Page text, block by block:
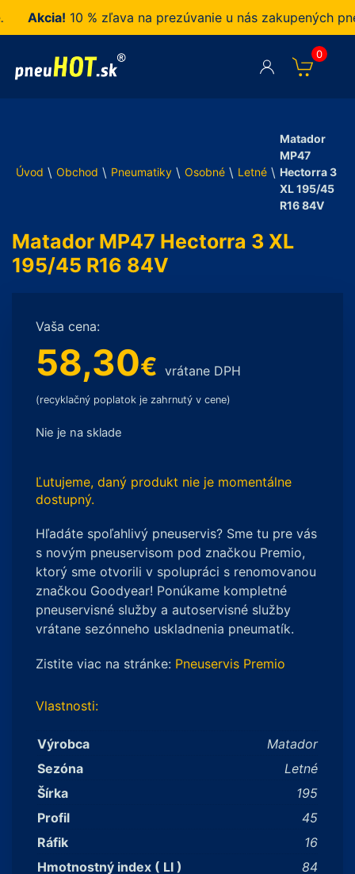
Akcia!10 % zľava na prezúvanie u nás zakupených
0
Úvod \ Obchod \ Pneumatiky \ Osobné \ Letné \
Matador
MP47
Hectorra 3
XL 195/45
R16 84V
Matador MP47 Hectorra 3 XL
195/45 R16 84V
Vaša cena:
58,30€ vrátane DPH
(recyklačný poplatok je zahrnutý v cene)
Nie je na sklade
Ľutujeme, daný produkt nie je momentálne
dostupný.
Hľadáte spoľahlivý pneuservis? Sme tu pre vás
s novým pneuservisom pod značkou Premio,
ktorý sme otvorili v spolupráci s renomovanou
značkou Goodyear! Ponúkame kompletné
pneuservisné služby a autoservisné služby
vrátane sezónneho uskladnenia pneumatík.
Zistite viac na stránke: Pneuservis Premio
Vlastnosti:
Výrobca
Matador
Sezóna
Letné
Šírka
195
Profil
45
Ráfik
16
Hmotnostný index ( LI )
84